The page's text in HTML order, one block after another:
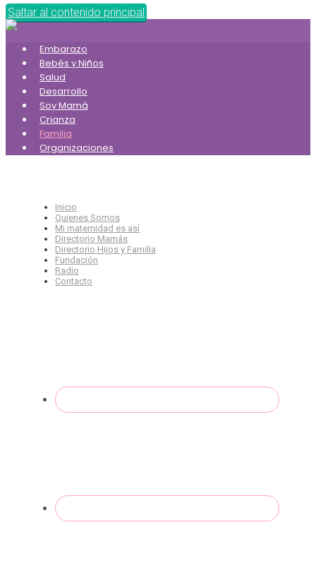
Saltar al contenido principal
Embarazo
Bebés y Niños
Salud
Desarrollo
Soy Mamá
Crianza
Familia
Organizaciones
Inicio
Quienes Somos
Mi maternidad es así
Directorio Mamás
Directorio Hijos y Familia
Fundación
Radio
Contacto